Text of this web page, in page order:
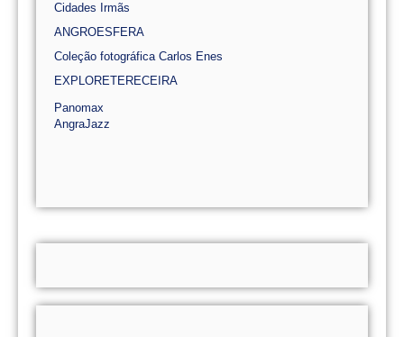
Cidades Irmãs
ANGROESFERA
Coleção fotográfica Carlos Enes
EXPLORETERECEIRA
Panomax
AngraJazz